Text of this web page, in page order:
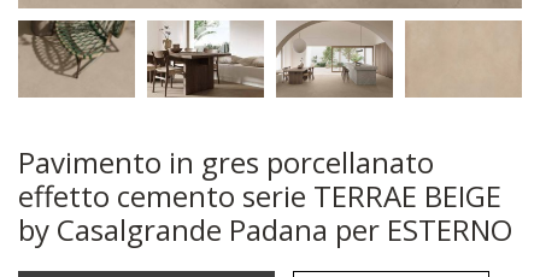
Pavimento in gres porcellanato
effetto cemento serie TERRAE BEIGE
by Casalgrande Padana per ESTERNO